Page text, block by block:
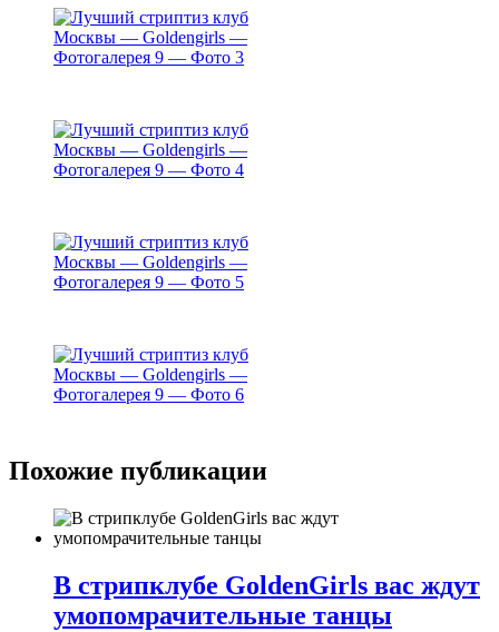
Похожие публикации
В стрипклубе GoldenGirls вас ждут
умопомрачительные танцы